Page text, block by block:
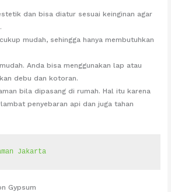
dan bisa diatur sesuai keinginan agar
mudah, sehingga hanya membutuhkan
Anda bisa menggunakan lap atau
debu dan kotoran.
bila dipasang di rumah. Hal itu karena
penyebaran api dan juga tahan
Jakarta
Gypsum